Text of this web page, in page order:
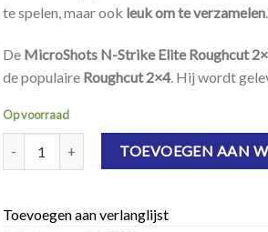
te spelen, maar ook leuk om te verzamelen
De MicroShots N-Strike Elite Roughcut
de populaire Roughcut 2×4. Hij wordt
Op voorraad
NERF MicroShots N-Strike Elite Rough Cut
TOEVOEGEN AAN
Toevoegen aan verlanglijst